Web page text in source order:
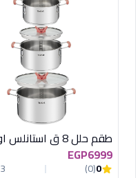
EGP6999
0
(0)
3 تم البيع